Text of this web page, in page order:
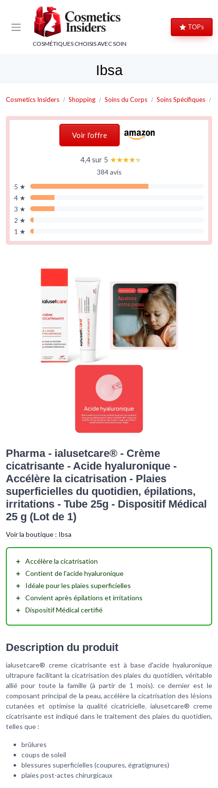
COSMÉTIQUES CHOISIS AVEC SOIN
TOPs
Ibsa
Cosmetics Insiders Shopping Soins du Corps Soins Spécifiques
Voir l'offre
4,4 sur 5 ★★★★★
★★★★★
384 avis
5 ★
4 ★
3 ★
2 ★
1 ★
Pharma - ialusetcare® - Crème
cicatrisante - Acide hyaluronique -
Accélère la cicatrisation - Plaies
superficielles du quotidien, épilations,
irritations - Tube 25g - Dispositif Médical
25 g (Lot de 1)
Voir la boutique : Ibsa
＋ Accélère la cicatrisation
＋ Contient de l'acide hyaluronique
＋
Idéale pour les plaies superficielles
＋ Convient après épilations et irritations
＋ Dispositif Médical certifié
Description du produit
ialusetcare® creme cicatrisante est à base d'acide hyaluronique
ultrapure facilitant la cicatrisation des plaies du quotidien, véritable
allié pour toute la famille (à partir de 1 mois). ce dernier est le
composant principal de la peau, accélère la cicatrisation des lésions
cutanées et optimise la qualité cicatricielle. ialusetcare® creme
cicatrisante est indiqué dans le traitement des plaies du quotidien,
telles que :
brûlures
coups de soleil
blessures superficielles (coupures, égratignures)
plaies post-actes chirurgicaux
Panneau de gestion des cookies